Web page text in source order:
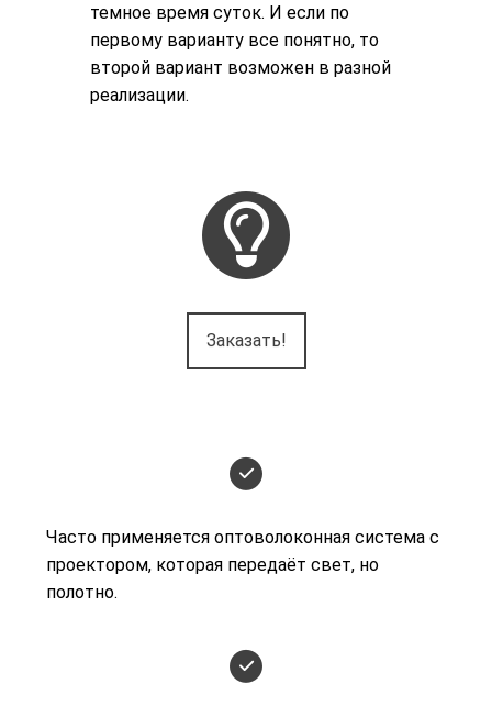
темное время суток. И если по
первому варианту все понятно, то
второй вариант возможен в разной
реализации.
Заказать!
Часто применяется оптоволоконная система с
проектором, которая передаёт свет, но
полотно.